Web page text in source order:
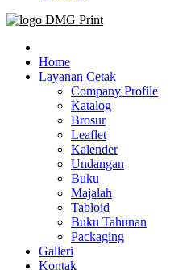
Jasa Cetak Online DMG Printing
Home
Layanan Cetak
Company Profile
Katalog
Brosur
Leaflet
Kalender
Undangan
Buku
Majalah
Tabloid
Buku Tahunan
Packaging
Galleri
Kontak